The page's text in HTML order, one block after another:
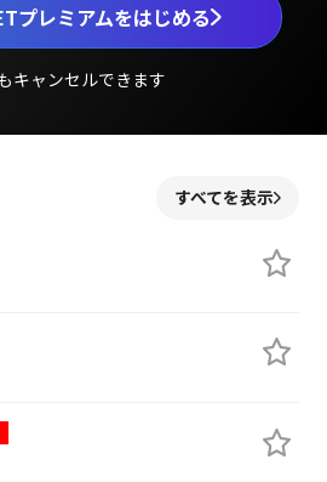
プレミアムをはじめる
キャンセルできます
すべてを表示